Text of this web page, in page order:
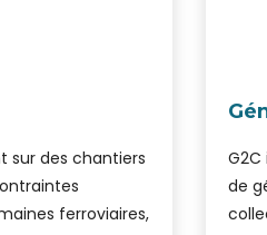
sur des chantiers
ferroviaires,
de